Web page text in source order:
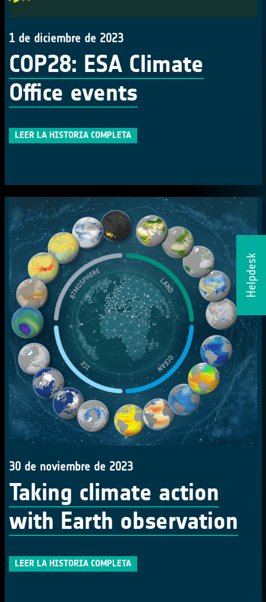
Helpdesk
1 de diciembre de 2023
COP28: ESA Climate
Office events
LEER LA HISTORIA COMPLETA
30 de noviembre de 2023
Taking climate action
with Earth observation
LEER LA HISTORIA COMPLETA